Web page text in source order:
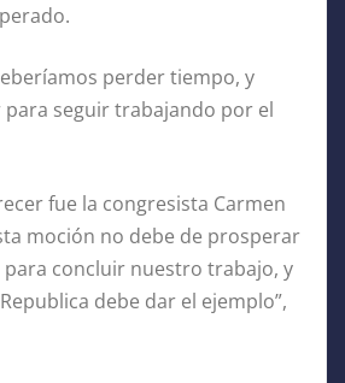
perder tiempo, y
para seguir trabajando por el
fue la congresista Carmen
moción no debe de prosperar
concluir nuestro trabajo, y
debe dar el ejemplo”,